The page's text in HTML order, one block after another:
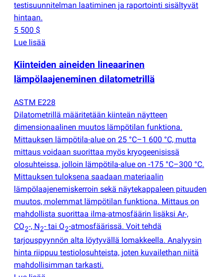
testisuunnitelman laatiminen ja raportointi sisältyvät
hintaan.
5 500 $
Lue lisää
Kiinteiden aineiden lineaarinen
lämpölaajeneminen dilatometrillä
ASTM E228
Dilatometrillä määritetään kiinteän näytteen
dimensionaalinen muutos lämpötilan funktiona.
Mittauksen lämpötila-alue on 25 °C–1 600 °C, mutta
mittaus voidaan suorittaa myös kryogeenisissä
olosuhteissa, jolloin lämpötila-alue on -175 °C–300 °C.
Mittauksen tuloksena saadaan materiaalin
lämpölaajenemiskerroin sekä näytekappaleen pituuden
muutos, molemmat lämpötilan funktiona. Mittaus on
mahdollista suorittaa ilma-atmosfäärin lisäksi Ar-,
CO2-, N2- tai O2-atmosfäärissä. Voit tehdä
tarjouspyynnön alta löytyvällä lomakkeella. Analyysin
hinta riippuu testiolosuhteista, joten kuvailethan niitä
mahdollisimman tarkasti.